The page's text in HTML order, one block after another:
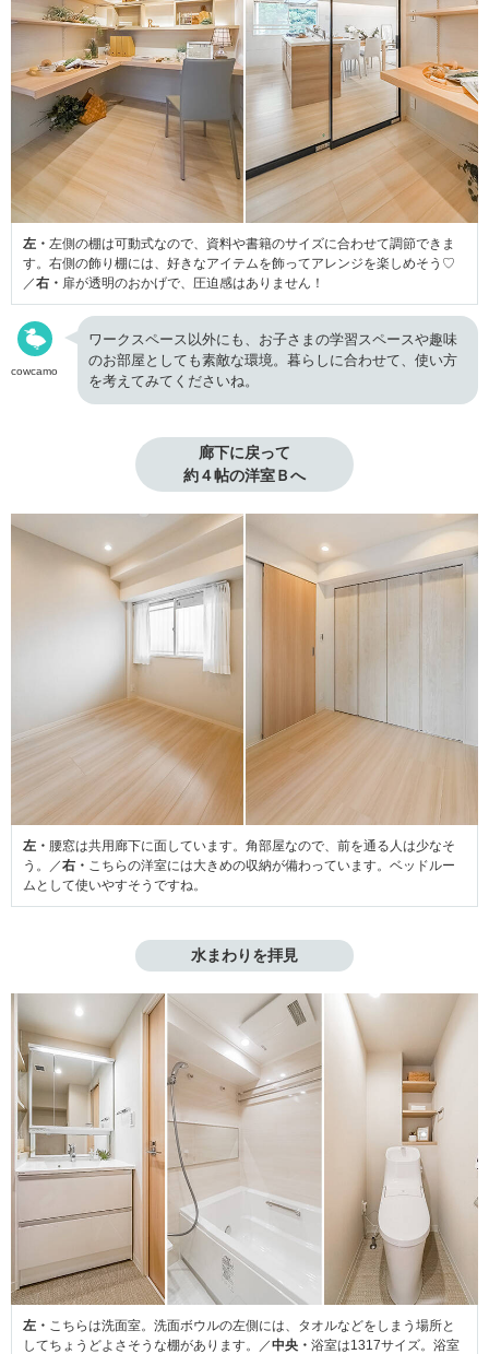
左・ 左側の棚は可動式なので、資料や書籍のサイズに合わせて調節できま
す。右側の飾り棚には、好きなアイテムを飾ってアレンジを楽しめそう♡
／右・ 扉が透明のおかげで、圧迫感はありません！
cowcamo
ワークスペース以外にも、お子さまの学習スペースや趣味
のお部屋としても素敵な環境。暮らしに合わせて、使い方
を考えてみてくださいね。
廊下に戻って
約４帖の洋室Ｂへ
左・ 腰窓は共用廊下に面しています。角部屋なので、前を通る人は少なそ
う。／右・ こちらの洋室には大きめの収納が備わっています。ベッドルー
ムとして使いやすそうですね。
水まわりを拝見
左・ こちらは洗面室。洗面ボウルの左側には、タオルなどをしまう場所と
してちょうどよさそうな棚があります。／中央・ 浴室は1317サイズ。浴室